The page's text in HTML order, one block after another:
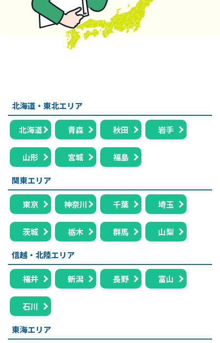
北海道・東北エリア
北海道 青森 秋田 岩手
山形 宮城
福島
関東エリア
東京 神奈川 千葉 埼玉
茨城 栃木 群馬
山梨
信越・北陸エリア
福井 新潟 長野 富山
石川
東海エリア